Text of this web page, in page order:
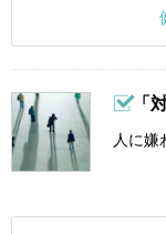
「
人に嫌